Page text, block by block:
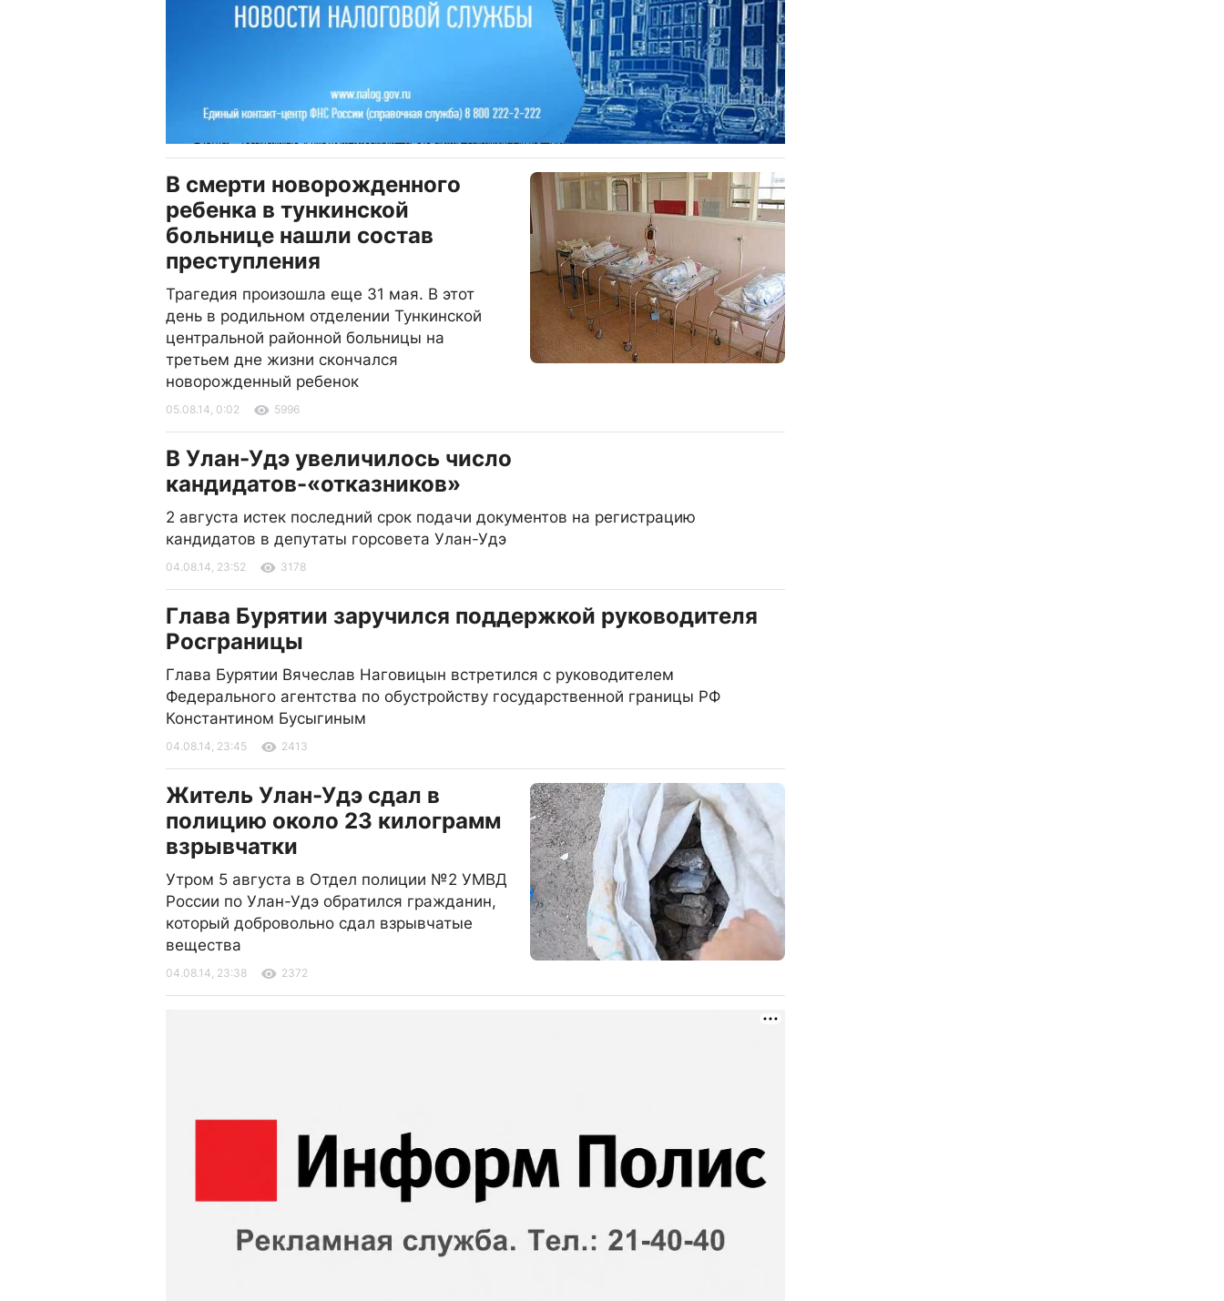
В смерти новорожденного
ребенка в тункинской
больнице нашли состав
преступления
Трагедия произошла еще 31 мая. В этот
день в родильном отделении Тункинской
центральной районной больницы на
третьем дне жизни скончался
новорожденный ребенок
05.08.14, 0:02 5996
В Улан-Удэ увеличилось число
кандидатов-«отказников»
2 августа истек последний срок подачи документов на регистрацию
кандидатов в депутаты горсовета Улан-Удэ
04.08.14, 23:52 3178
Глава Бурятии заручился поддержкой руководителя
Росграницы
Глава Бурятии Вячеслав Наговицын встретился с руководителем
Федерального агентства по обустройству государственной границы РФ
Константином Бусыгиным
04.08.14, 23:45 2413
Житель Улан-Удэ сдал в
полицию около 23 килограмм
взрывчатки
Утром 5 августа в Отдел полиции №2 УМВД
России по Улан-Удэ обратился гражданин,
который добровольно сдал взрывчатые
вещества
04.08.14, 23:38 2372